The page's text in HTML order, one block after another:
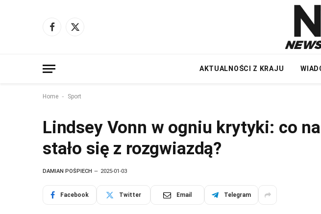
Facebook
X
AKTUALNOŚCI Z KRAJU
Home - Sport
Lindsey Vonn w ogniu krytyki: co
stało się z rozgwiazdą?
DAMIAN POŚPIECH 2025-01-03
Facebook Twitter Email Telegram